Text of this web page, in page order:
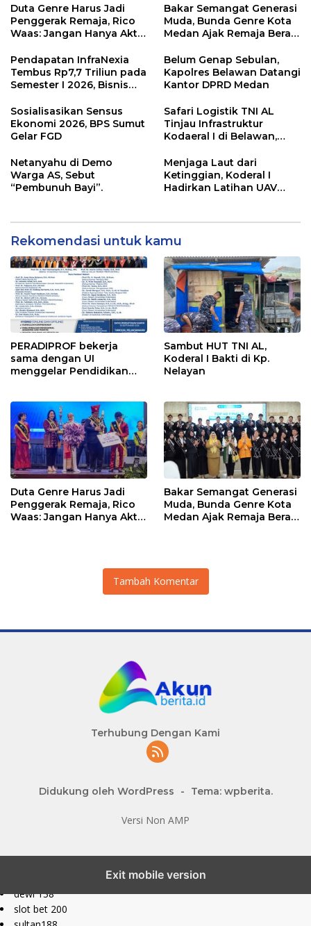
(PKPA)
Duta Genre Harus Jadi
Penggerak Remaja, Rico
Waas: Jangan Hanya Aktif
Bakar Semangat Generasi
Muda, Bunda Genre Kota
Medan Ajak Remaja Berani
Pendapatan InfraNexia
Tembus Rp7,7 Triliun pada
Semester I 2026, Bisnis
Persen
Belum Genap Sebulan,
Kapolres Belawan Datangi
Kantor DPRD Medan
Sosialisasikan Sensus
Ekonomi 2026, BPS Sumut
Gelar FGD
Safari Logistik TNI AL
Tinjau Infrastruktur
Kodaeral I di Belawan,
Operasional
Netanyahu di Demo
Warga AS, Sebut
“Pembunuh Bayi”.
Menjaga Laut dari
Ketinggian, Koderal I
Hadirkan Latihan UAV
Rekomendasi untuk kamu
PERADIPROF bekerja
sama dengan UI
menggelar Pendidikan
Sambut HUT TNI AL,
Koderal I Bakti di Kp.
Nelayan
Duta Genre Harus Jadi
Penggerak Remaja, Rico
Waas: Jangan Hanya Aktif
Bakar Semangat Generasi
Muda, Bunda Genre Kota
Medan Ajak Remaja Berani
Tambah Komentar
Terhubung Dengan Kami
Didukung oleh WordPress - Tema: wpberita.
Versi Non AMP
Exit mobile version
dewi 138
slot bet 200